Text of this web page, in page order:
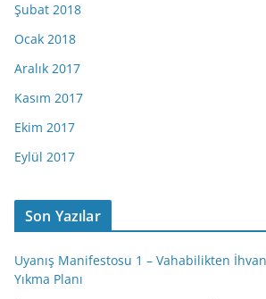
Şubat 2018
Ocak 2018
Aralık 2017
Kasım 2017
Ekim 2017
Eylül 2017
Son Yazılar
Uyanış Manifestosu 1 – Vahabilikten
Yıkma Planı